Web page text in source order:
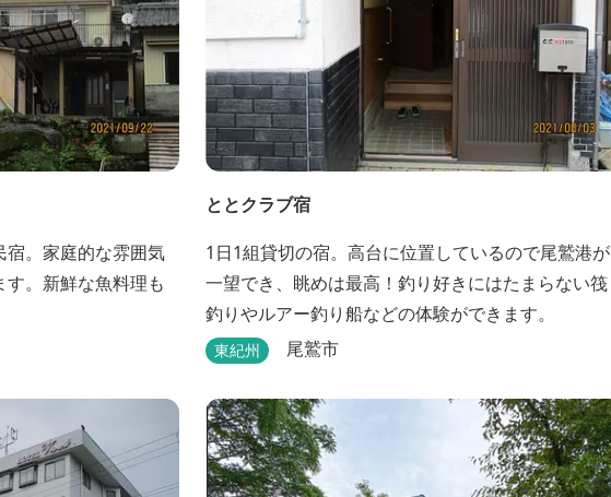
宿。家庭的な雰囲気
。新鮮な魚料理も
ととクラブ宿
1日1組貸切の宿。高台に位置しているので尾鷲港が
一望でき、眺めは最高！釣り好きにはたまらない筏
釣りやルアー釣り船などの体験ができます。
東紀州 尾鷲市